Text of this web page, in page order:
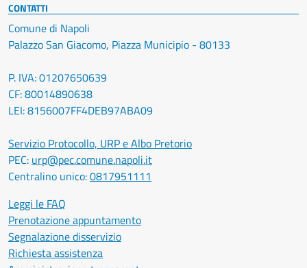
CONTATTI
Comune di Napoli
Palazzo San Giacomo, Piazza Municipio - 80133
P. IVA: 01207650639
CF: 80014890638
LEI: 8156007FF4DEB97ABA09
Servizio Protocollo, URP e Albo Pretorio
PEC: urp@pec.comune.napoli.it
Centralino unico:0817951111
Leggi le FAQ
Prenotazione appuntamento
Segnalazione disservizio
Richiesta assistenza